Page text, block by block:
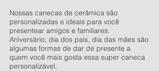
Nossas canecas de cerâmica são
personalizadas e ideais para você
presentear amigos e familiares.
Aniversário, dia dos pais, dia das mães são
algumas formas de dar de presente a
quem você mais gosta essa super caneca
personalizável.